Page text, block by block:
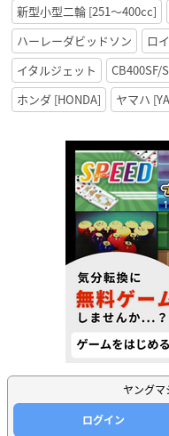
新型小型二輪 [251〜400cc]
ハーレーダビッドソン
ロ
イタルジェット
CB400SF/
ホンダ [HONDA]
ヤマハ
ヤングマ
ログイン